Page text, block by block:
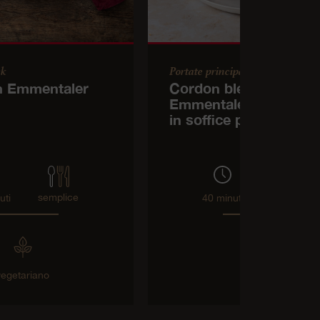
Emmentaler
semplice
Portate principali
Cordon bleu con
Emmentaler DOP e
in soffice panatura
40 minuti